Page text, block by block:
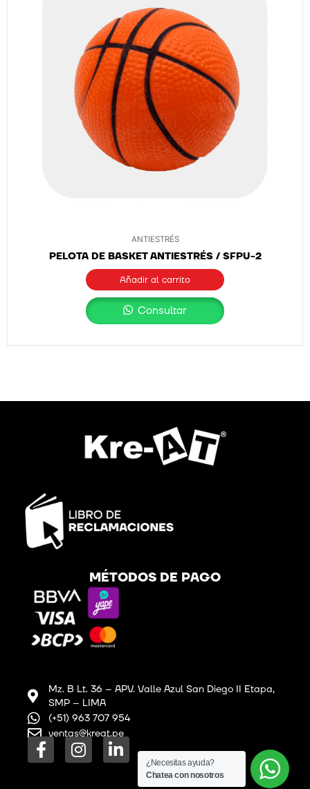
ANTIESTRÉS
PELOTA DE BASKET ANTIESTRÉS / SFPU-2
Añadir al carrito
Consultar
MÉTODOS DE PAGO
Mz. B Lt. 36 – APV. Valle Azul San Diego II Etapa,
SMP – LIMA
(+51) 963 707 954
ventas@kreat.pe
F
a
I
n
L
i
¿Necesitas ayuda?
Chatea con nosotros